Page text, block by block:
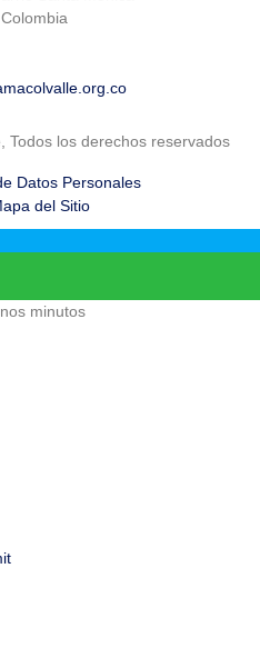
Todos los derechos reservados
Datos Personales
del Sitio
minutos